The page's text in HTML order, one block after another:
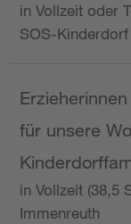
in Vollzeit oder
SOS-
für unsere
in Vollzeit (38,5
Immenreuth